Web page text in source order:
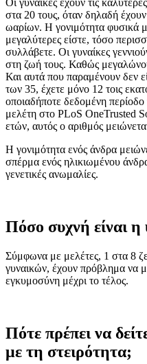
Οι γυναίκες έχουν τις
στα 20 τους, όταν δηλαδή
ωαρίων. Η γονιμότητα φυσικά
μεγαλύτερες είστε, τόσο
συλλάβετε. Οι γυναίκες
στη ζωή τους. Καθώς
Και αυτά που παραμένουν δεν
των 35, έχετε μόνο 12 τοις
οποιαδήποτε δεδομένη
μελέτη στο PLoS OneTrusted
ετών, αυτός ο αριθμός
Η γονιμότητα ενός άνδρα
σπέρμα ενός ηλικιωμένου άνδρα
γενετικές ανωμαλίες.
Πόσο συχνή είναι η
Σύμφωνα με μελέτες, 1 στα 8
γυναικών, έχουν πρόβλημα να
εγκυμοσύνη μέχρι το τέλος.
Πότε πρέπει να
με τη στειρότητα;